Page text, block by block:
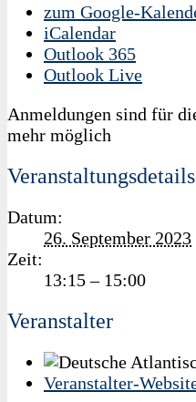
zum Google-
iCalendar
Outlook 365
Outlook Live
Anmeldungen sind für
mehr möglich
Veranstaltungsdetails
Datum:
26. September 2023
Zeit:
13:15 – 15:00
Veranstalter
Veranstalter-